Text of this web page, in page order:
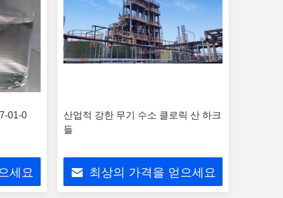
01-0
세요
산업적 강한 무기 수소 클로릭 산 하크
들
최상의 가격을 얻으세요